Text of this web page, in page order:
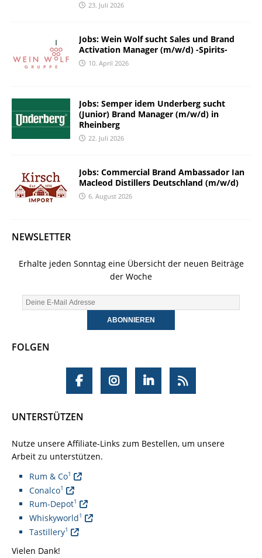
23. Juli 2026
Jobs: Wein Wolf sucht Sales und Brand
Activation Manager (m/w/d) -Spirits-
10. April 2026
Jobs: Semper idem Underberg sucht
(Junior) Brand Manager (m/w/d) in
Rheinberg
22. Juli 2026
Jobs: Commercial Brand Ambassador Ian
Macleod Distillers Deutschland (m/w/d)
6. August 2026
NEWSLETTER
Erhalte jeden Sonntag eine Übersicht der neuen Beiträge
der Woche
FOLGEN
UNTERSTÜTZEN
Nutze unsere Affiliate-Links zum Bestellen, um unsere
Arbeit zu unterstützen.
Rum & Co1
Conalco1
Rum-Depot1
Whiskyworld1
Tastillery1
Vielen Dank!